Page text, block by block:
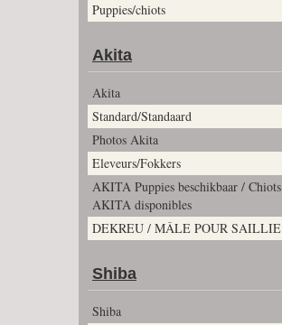
Puppies/chiots
Akita
Akita
Standard/Standaard
Photos Akita
Eleveurs/Fokkers
AKITA Puppies beschikbaar / Chiots
AKITA disponibles
DEKREU / MÂLE POUR SAILLIE
Shiba
Shiba